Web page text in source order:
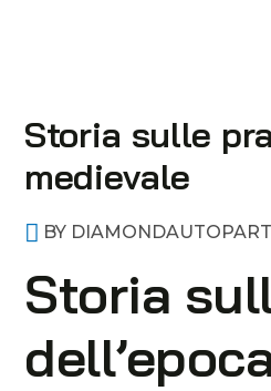
Storia sulle
medievale
BY DIAMONDAUTOPART
Storia